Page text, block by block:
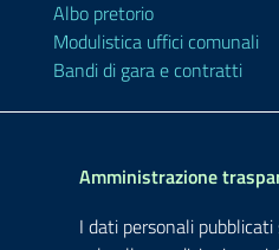
Albo pretorio
Modulistica uffici comunali
Bandi di gara e contratti
Amministrazione
I dati personali